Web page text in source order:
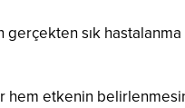
sık
hem etkenin